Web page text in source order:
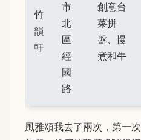
竹
韻
軒
市
北
區
經
國
路
創意台
菜拼
盤、慢
煮和牛
風雅頌我去了兩次，第一